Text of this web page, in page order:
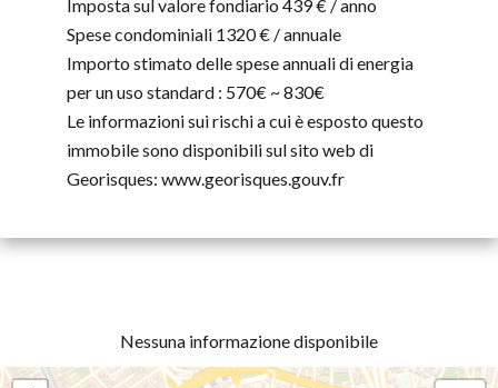
Imposta sul valore fondiario 439 € / anno
Spese condominiali 1320 € / annuale
Importo stimato delle spese annuali di energia
per un uso standard : 570€ ~ 830€
Le informazioni sui rischi a cui è esposto questo
immobile sono disponibili sul sito web di
Georisques: www.georisques.gouv.fr
Nessuna informazione disponibile